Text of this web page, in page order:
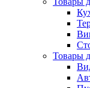
Товары